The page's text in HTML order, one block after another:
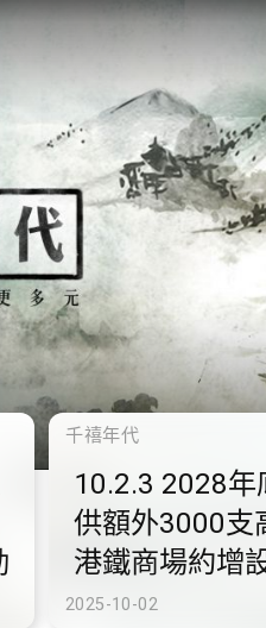
千禧年代
10.2.3 2028年
供額外3000支
港鐵商場約增
車充電站
2025-10-02